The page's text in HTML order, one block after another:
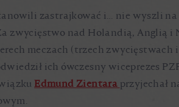
zastrajkować i… nie wyszli
zwycięstwo nad Holandią, Anglią i
meczach (trzech
ich ówczesny wiceprezes
Edmund Zientara przyjechał